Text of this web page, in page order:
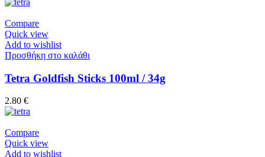
Compare
Quick view
Add to wishlist
Προσθήκη στο καλάθι
Tetra Goldfish Sticks 100ml / 34g
2.80 €
Compare
Quick view
Add to wishlist